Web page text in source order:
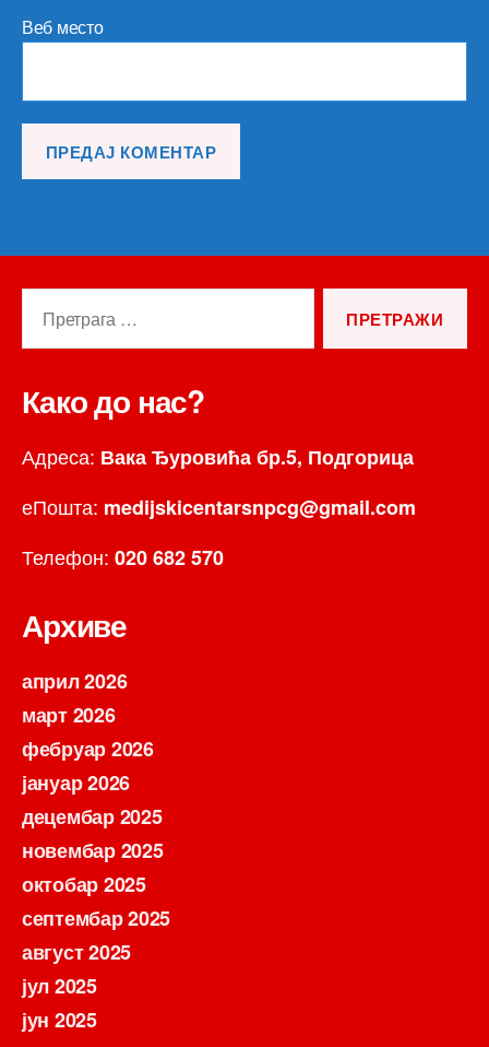
Веб место
Како до нас?
Адреса: Вака Ђуровића бр.5, Подгорица
еПошта: medijskicentarsnpcg@gmail.com
Телефон: 020 682 570
Архиве
април 2026
март 2026
фебруар 2026
јануар 2026
децембар 2025
новембар 2025
октобар 2025
септембар 2025
август 2025
јул 2025
јун 2025